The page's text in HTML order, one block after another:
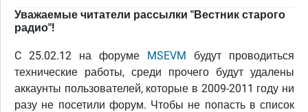
Уважаемые читатели рассылки "Вестник старого
радио"!
C 25.02.12 на форуме MSEVM будут проводиться
технические работы, среди прочего будут удалены
аккаунты пользователей, которые в 2009-2011 году ни
разу не посетили форум. Чтобы не попасть в список